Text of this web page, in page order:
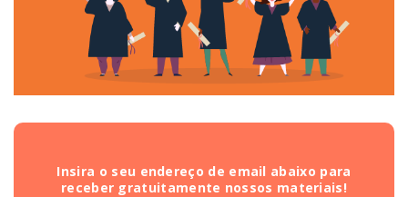
Insira o seu endereço de email abaixo para
receber gratuitamente nossos materiais!